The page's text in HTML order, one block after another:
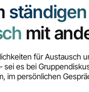
ständigen
mit
für Austausch
sei es bei
im persönlichen